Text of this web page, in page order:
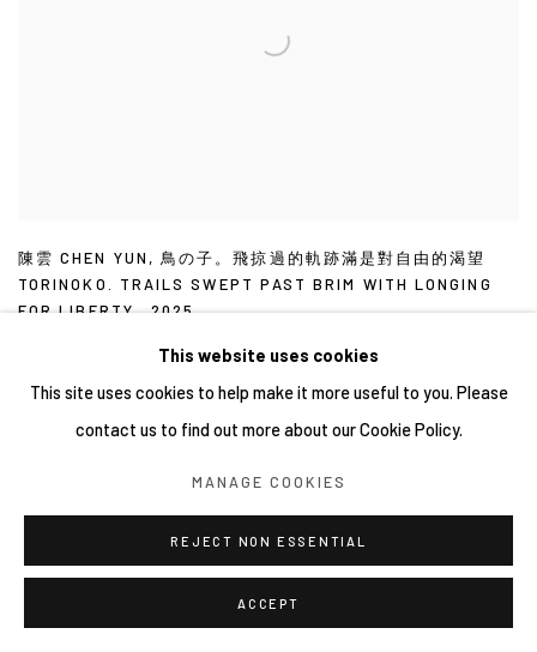
陳雲 CHEN YUN , 鳥の子。飛掠過的軌跡滿是對自由的渴望
TORINOKO. TRAILS SWEPT PAST BRIM WITH LONGING
FOR LIBERTY.,2025
陳雲 CHEN YUN
This website uses cookies
This site uses cookies to help make it more useful to you. Please
contact us to find out more about our Cookie Policy.
MANAGE COOKIES
REJECT NON ESSENTIAL
ACCEPT